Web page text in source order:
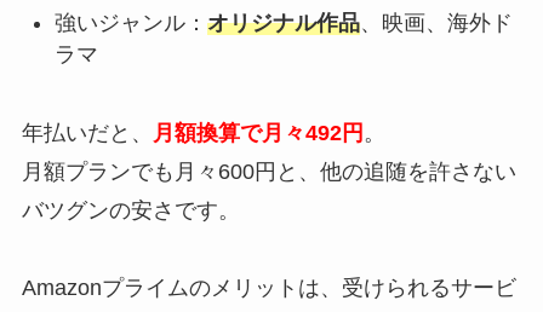
強いジャンル： オリジナル作品、映画、海外ド
ラマ
年払いだと、 月額換算で月々492円 。
月額プランでも月々600円と、他の追随を許さない
バツグンの安さです。
Amazonプライムのメリットは、受けられるサービ